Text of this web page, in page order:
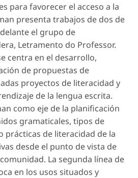
para favorecer el acceso a la
presenta trabajos de dos de
el grupo de
Letramento do Professor.
centra en el desarrollo,
de propuestas de
proyectos de literacidad y
de la lengua escrita.
como eje de la planificación
gramaticales, tipos de
prácticas de literacidad de la
desde el punto de vista de
La segunda línea de
en los usos situados y